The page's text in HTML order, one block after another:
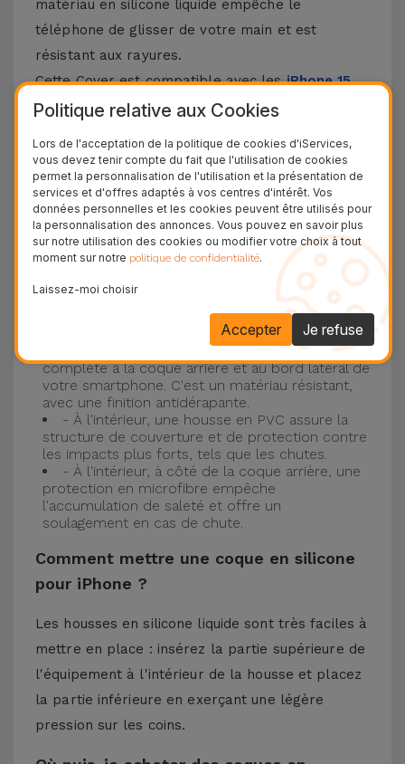
matériau en silicone liquide empêche le
téléphone de glisser de votre main et est
résistant aux rayures.
Cette Cover est compatible avec lesiPhone 15,
14, 13, 12, entre autres, ainsi qu'avec le modèle le
Protection à 3 couches avec coques en
silicone
Nos coques en silicone pour iPhone ont une
construction robuste et de qualité, avec une
construction à trois couches, pour éviter au
maximum les accidents et les casses !
- Une première couche de silicone liquide
donne de la couleur et une couverture
complète à la coque arrière et au bord latéral de
votre smartphone. C'est un matériau résistant,
avec une finition antidérapante.
- À l'intérieur, une housse en PVC assure la
structure de couverture et de protection contre
les impacts plus forts, tels que les chutes.
- À l'intérieur, à côté de la coque arrière, une
protection en microfibre empêche
l'accumulation de saleté et offre un
soulagement en cas de chute.
Comment mettre une coque en silicone
pour iPhone ?
Les housses en silicone liquide sont très faciles à
mettre en place : insérez la partie supérieure de
l'équipement à l'intérieur de la housse et placez
la partie inférieure en exerçant une légère
pression sur les coins.
Politique relative aux Cookies
Lors de l'acceptation de la politique de cookies d'iServices,
vous devez tenir compte du fait que l'utilisation de cookies
permet la personnalisation de l'utilisation et la présentation de
services et d'offres adaptés à vos centres d'intérêt. Vos
données personnelles et les cookies peuvent être utilisés pour
la personnalisation des annonces. Vous pouvez en savoir plus
sur notre utilisation des cookies ou modifier votre choix à tout
moment sur notre politique de confidentialité.
Laissez-moi choisir
Je refuse
Accepter